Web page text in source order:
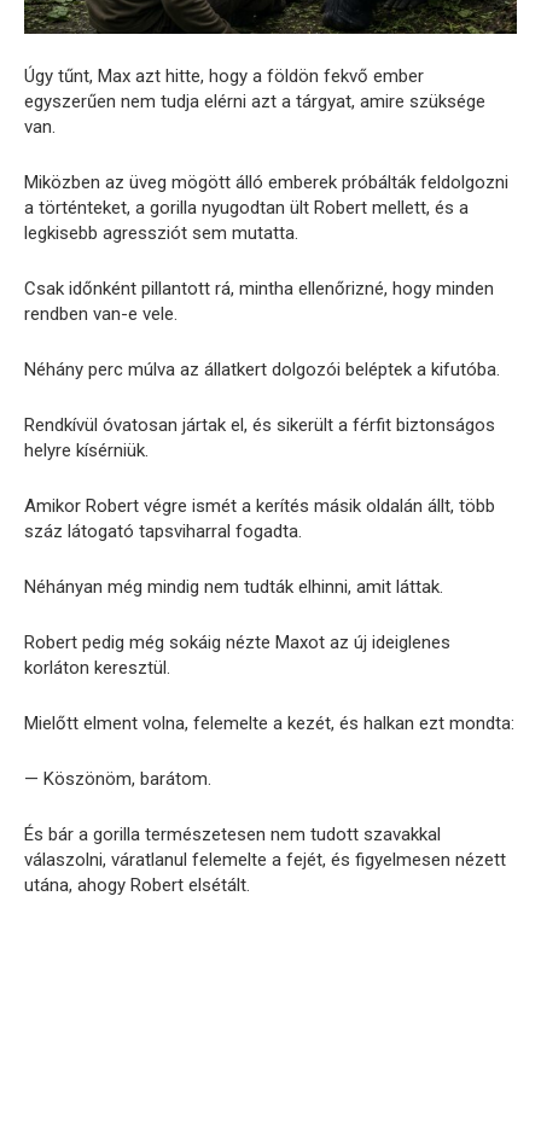
Úgy tűnt, Max azt hitte, hogy a földön fekvő ember
egyszerűen nem tudja elérni azt a tárgyat, amire szüksége
van.
Miközben az üveg mögött álló emberek próbálták feldolgozni
a történteket, a gorilla nyugodtan ült Robert mellett, és a
legkisebb agressziót sem mutatta.
Csak időnként pillantott rá, mintha ellenőrizné, hogy minden
rendben van-e vele.
Néhány perc múlva az állatkert dolgozói beléptek a kifutóba.
Rendkívül óvatosan jártak el, és sikerült a férfit biztonságos
helyre kísérniük.
Amikor Robert végre ismét a kerítés másik oldalán állt, több
száz látogató tapsviharral fogadta.
Néhányan még mindig nem tudták elhinni, amit láttak.
Robert pedig még sokáig nézte Maxot az új ideiglenes
korláton keresztül.
Mielőtt elment volna, felemelte a kezét, és halkan ezt mondta:
— Köszönöm, barátom.
És bár a gorilla természetesen nem tudott szavakkal
válaszolni, váratlanul felemelte a fejét, és figyelmesen nézett
utána, ahogy Robert elsétált.